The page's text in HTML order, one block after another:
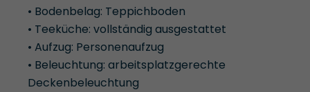
• Bodenbelag: Teppichboden
• Teeküche: vollständig ausgestattet
• Aufzug: Personenaufzug
• Beleuchtung: arbeitsplatzgerechte
Deckenbeleuchtung